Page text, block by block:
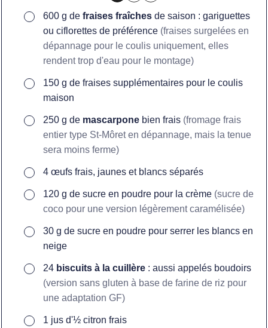
▢
600 g defraises fraîches de saison : gariguettes
ou ciflorettes de préférence (fraises surgelées en
dépannage pour le coulis uniquement, elles
rendent trop d'eau pour le montage)
▢
150 g de fraises supplémentaires pour le coulis
maison
▢
250 g de mascarpone bien frais (fromage frais
entier type St-Môret en dépannage, mais la tenue
sera moins ferme)
▢
4 œufs frais, jaunes et blancs séparés
▢
120 g de sucre en poudre pour la crème (sucre de
coco pour une version légèrement caramélisée)
▢
30 g de sucre en poudre pour serrer les blancs en
neige
▢
24 biscuits à la cuillère : aussi appelés boudoirs
(version sans gluten à base de farine de riz pour
une adaptation GF)
▢
1 jus d'½ citron frais